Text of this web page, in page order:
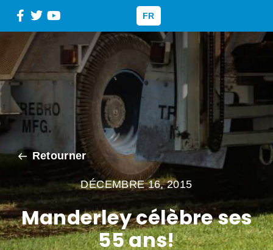
FR
Retourner
DÉCEMBRE 16, 2015
Manderley célèbre ses
55 ans!